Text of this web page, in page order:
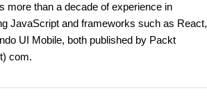
more than a decade of experience in
JavaScript and frameworks such as React,
UI Mobile, both published by Packt
com.